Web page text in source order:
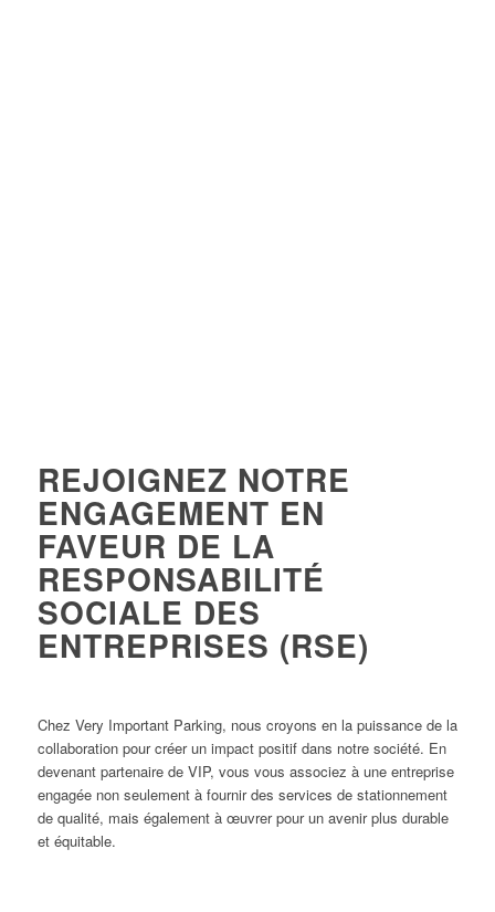
REJOIGNEZ NOTRE
ENGAGEMENT EN
FAVEUR DE LA
RESPONSABILITÉ
SOCIALE DES
ENTREPRISES (RSE)
Chez Very Important Parking, nous croyons en la puissance de la
collaboration pour créer un impact positif dans notre société. En
devenant partenaire de VIP, vous vous associez à une entreprise
engagée non seulement à fournir des services de stationnement
de qualité, mais également à œuvrer pour un avenir plus durable
et équitable.